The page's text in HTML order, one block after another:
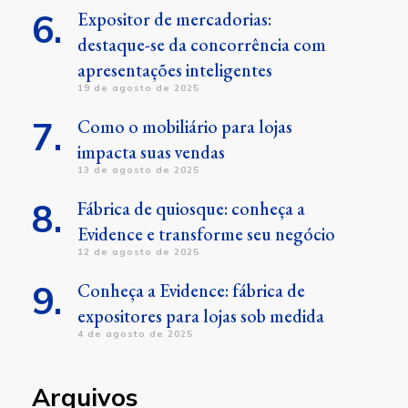
Expositor de mercadorias:
destaque-se da concorrência com
apresentações inteligentes
19 de agosto de 2025
Como o mobiliário para lojas
impacta suas vendas
13 de agosto de 2025
Fábrica de quiosque: conheça a
Evidence e transforme seu negócio
12 de agosto de 2025
Conheça a Evidence: fábrica de
expositores para lojas sob medida
4 de agosto de 2025
Arquivos